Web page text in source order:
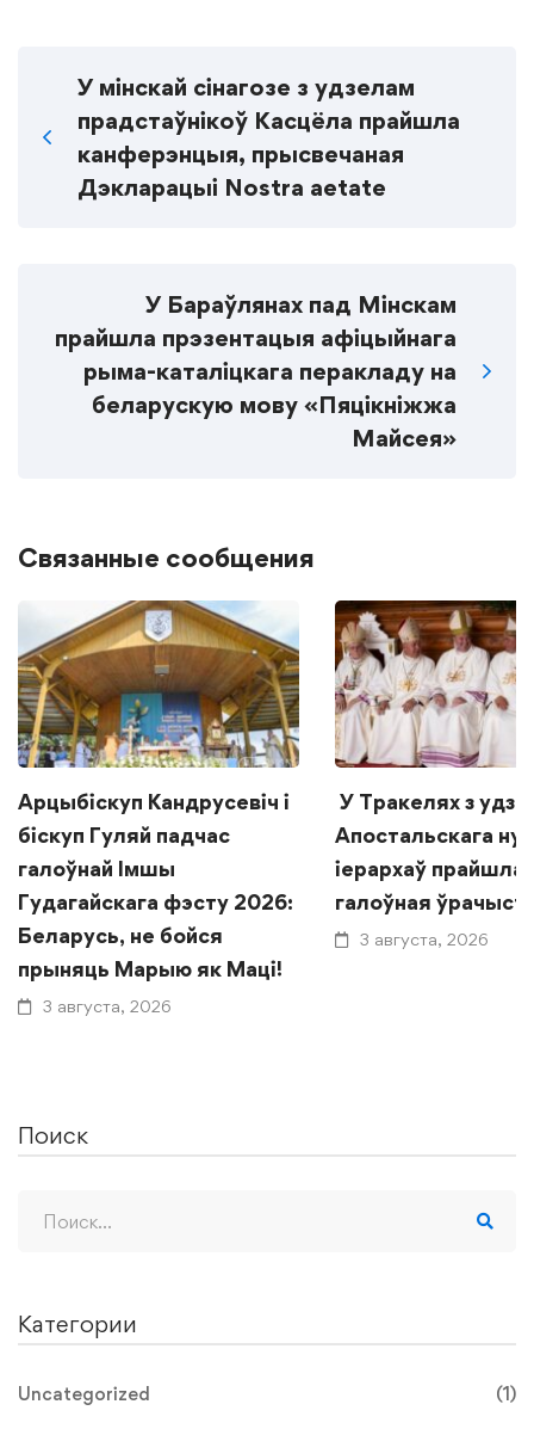
У мінскай сінагозе з удзелам
прадстаўнікоў Касцёла прайшла
канферэнцыя, прысвечаная
Дэкларацыі Nostra aetate
У Бараўлянах пад Мінскам
прайшла прэзентацыя афіцыйнага
рыма-каталіцкага перакладу на
беларускую мову «Пяцікніжжа
Майсея»
Связанные сообщения
Арцыбіскуп Кандрусевіч і
біскуп Гуляй падчас
галоўнай Імшы
Гудагайскага фэсту 2026:
Беларусь, не бойся
прыняць Марыю як Маці!
3 августа, 2026
У Тракелях з
Апостальскага
іерархаў прайшла
галоўная
3 августа, 2026
Поиск
Категории
Uncategorized (1)